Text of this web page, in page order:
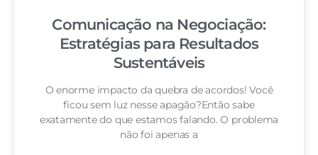
Comunicação na Negociação:
Estratégias para Resultados
Sustentáveis
O enorme impacto da quebra de acordos! Você
ficou sem luz nesse apagão?Então sabe
exatamente do que estamos falando. O problema
não foi apenas a